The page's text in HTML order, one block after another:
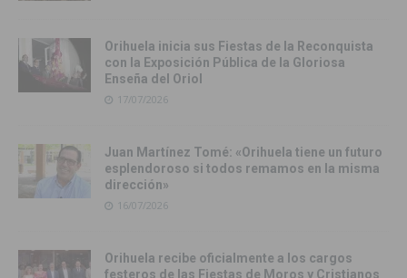
Orihuela inicia sus Fiestas de la Reconquista
con la Exposición Pública de la Gloriosa
Enseña del Oriol
17/07/2026
Juan Martínez Tomé: «Orihuela tiene un futuro
esplendoroso si todos remamos en la misma
dirección»
16/07/2026
Orihuela recibe oficialmente a los cargos
festeros de las Fiestas de Moros y Cristianos